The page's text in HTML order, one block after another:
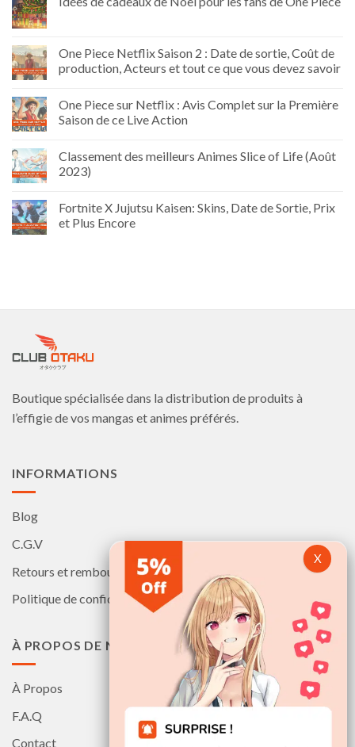
One Piece Netflix Saison 2 : Date de sortie, Coût de
production, Acteurs et tout ce que vous devez savoir
One Piece sur Netflix : Avis Complet sur la Première
Saison de ce Live Action
Classement des meilleurs Animes Slice of Life (Août
2023)
Fortnite X Jujutsu Kaisen: Skins, Date de Sortie, Prix
et Plus Encore
Boutique spécialisée dans la distribution de produits à
l’effigie de vos mangas et animes préférés.
INFORMATIONS
Blog
C.G.V
Retours et remboursements
Politique de confidentialité
À PROPOS DE NOUS
À Propos
F.A.Q
Contact